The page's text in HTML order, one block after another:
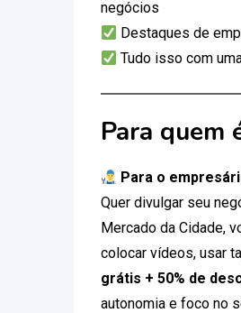
negócios
Destaques de
Tudo isso com
Para quem
Para o
Quer divulgar seu
Mercado da Cidade,
colocar vídeos, usar
grátis + 50% de
autonomia e foco no